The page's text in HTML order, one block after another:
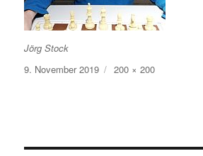
Jörg Stock
Veröffentlicht
am
9. November 2019 Volle
Größe
200 × 200